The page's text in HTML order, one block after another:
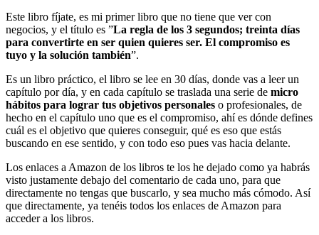
Este libro fíjate, es mi primer libro que no tiene que ver con
negocios, y el título es ”La regla de los 3 segundos; treinta días
para convertirte en ser quien quieres ser. El compromiso es
tuyo y la solución también”.
Es un libro práctico, el libro se lee en 30 días, donde vas a leer un
capítulo por día, y en cada capítulo se traslada una serie de micro
hábitos para lograr tus objetivos personales o profesionales, de
hecho en el capítulo uno que es el compromiso, ahí es dónde defines
cuál es el objetivo que quieres conseguir, qué es eso que estás
buscando en ese sentido, y con todo eso pues vas hacia delante.
Los enlaces a Amazon de los libros te los he dejado como ya habrás
visto justamente debajo del comentario de cada uno, para que
directamente no tengas que buscarlo, y sea mucho más cómodo. Así
que directamente, ya tenéis todos los enlaces de Amazon para
acceder a los libros.